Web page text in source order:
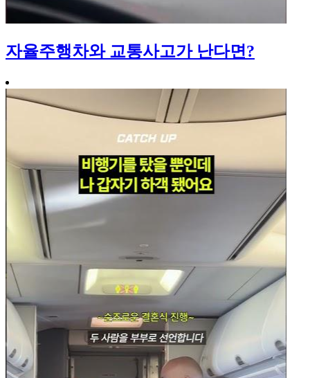
자율주행차와 교통사고가 난다면?